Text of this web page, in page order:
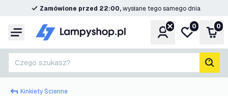
Zamówione przed 22:00,wysłane tego samego dnia
Menu KontoMoja lista
0 0
Czego szukasz?
Kinkiety Ścienne